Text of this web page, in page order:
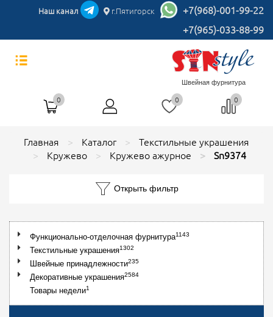
Наш канал г.Пятигорск
+7(968)-001-99-22
+7(965)-033-88-99
Швейная фурнитура
0 0 0
Главная Каталог
Текстильные украшения
Кружево
Кружево ажурное Sn9374
Открыть фильтр
Функционально-отделочная фурнитура1143
Текстильные украшения1302
Швейные принадлежности235
Декоративные украшения2584
Товары недели1